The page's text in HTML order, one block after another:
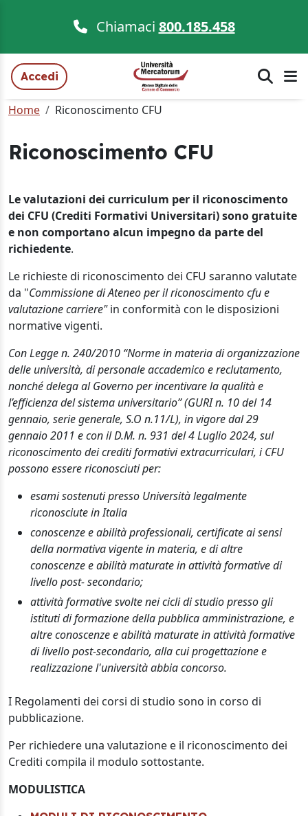
Chiamaci 800.185.458
Accedi
Home Riconoscimento CFU
Riconoscimento CFU
Le valutazioni dei curriculum per il riconoscimento
dei CFU (Crediti Formativi Universitari) sono gratuite
e non comportano alcun impegno da parte del
richiedente.
Le richieste di riconoscimento dei CFU saranno valutate
da "Commissione di Ateneo per il riconoscimento cfu e
valutazione carriere"in conformità con le disposizioni
normative vigenti.
Con Legge n. 240/2010 “Norme in materia di organizzazione
delle università, di personale accademico e reclutamento,
nonché delega al Governo per incentivare la qualità e
l’efficienza del sistema universitario” (GURI n. 10 del 14
gennaio, serie generale, S.O n.11/L), in vigore dal 29
gennaio 2011 e con il D.M. n. 931 del 4 Luglio 2024, sul
riconoscimento dei crediti formativi extracurriculari, i CFU
possono essere riconosciuti per:
esami sostenuti presso Università legalmente
riconosciute in Italia
conoscenze e abilità professionali, certificate ai sensi
della normativa vigente in materia, e di altre
conoscenze e abilità maturate in attività formative di
livello post- secondario;
attività formative svolte nei cicli di studio presso gli
istituti di formazione della pubblica amministrazione, e
altre conoscenze e abilità maturate in attività formative
di livello post-secondario, alla cui progettazione e
realizzazione l'università abbia concorso.
I Regolamenti dei corsi di studio sono in corso di
pubblicazione.
Per richiedere una valutazione e il riconoscimento dei
Crediti compila il modulo sottostante.
MODULISTICA